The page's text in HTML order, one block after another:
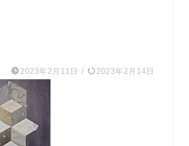
2023年2月11日 / 2023年2月14日